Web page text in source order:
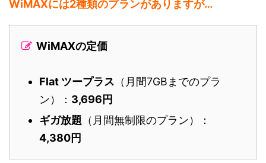
WiMAXには2種類のプランがありますが…
WiMAXの定価
Flat ツープラス （月間7GBまでのプラ
ン）： 3,696円
ギガ放題 （月間無制限のプラン）：
4,380円